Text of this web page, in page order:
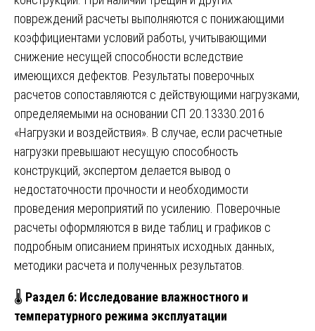
повреждений расчеты выполняются с понижающими
коэффициентами условий работы, учитывающими
снижение несущей способности вследствие
имеющихся дефектов. Результаты поверочных
расчетов сопоставляются с действующими нагрузками,
определяемыми на основании СП 20.13330.2016
«Нагрузки и воздействия». В случае, если расчетные
нагрузки превышают несущую способность
конструкций, экспертом делается вывод о
недостаточности прочности и необходимости
проведения мероприятий по усилению. Поверочные
расчеты оформляются в виде таблиц и графиков с
подробным описанием принятых исходных данных,
методики расчета и полученных результатов.
🌡️ Раздел 6: Исследование влажностного и
температурного режима эксплуатации